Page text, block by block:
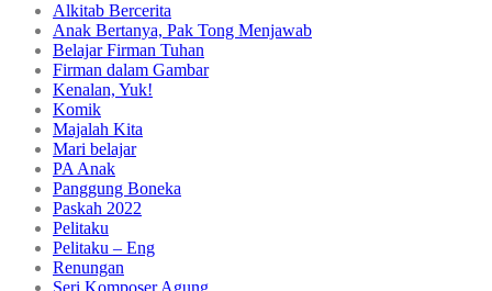
Alkitab Bercerita
Anak Bertanya, Pak Tong Menjawab
Belajar Firman Tuhan
Firman dalam Gambar
Kenalan, Yuk!
Komik
Majalah Kita
Mari belajar
PA Anak
Panggung Boneka
Paskah 2022
Pelitaku
Pelitaku – Eng
Renungan